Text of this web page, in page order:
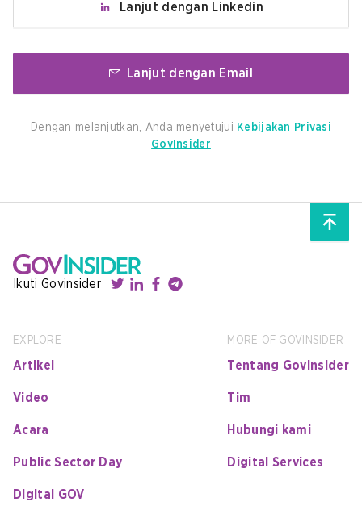
Lanjut dengan Linkedin
Lanjut dengan Email
Dengan melanjutkan, Anda menyetujui Kebijakan Privasi
GovInsider
Ikuti Govinsider
EXPLORE
Artikel
Video
Acara
Public Sector Day
Digital GOV
MORE OF GOVINSIDER
Tentang Govinsider
Tim
Hubungi kami
Digital Services